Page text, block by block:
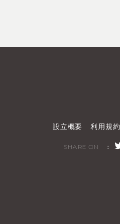
設立概要 利用規約
SHARE ON ：